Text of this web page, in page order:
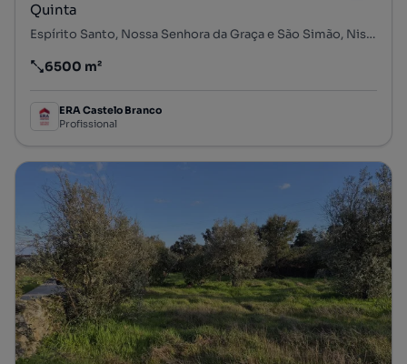
Quinta
Espírito Santo, Nossa Senhora da Graça e São Simão, Nisa, Portalegre
Preço por metro quadrado
6500 m²
ERA Castelo Branco
Profissional